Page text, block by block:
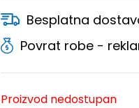
Besplatna
Povrat robe -
Proizvod nedostupan